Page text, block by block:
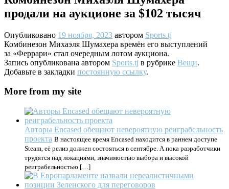
продали на аукционе за $102 тысяч
Опубликовано 19 ноября, 2023 автором Sports.tj
Комбинезон Михаэля Шумахера времён его выступлений
за «Феррари» стал очередным лотом аукциона.
Запись опубликована автором Sports.tj в рубрике Вещи.
Добавьте в закладки постоянную ссылку.
More from my site
Авторы Encased обещают невероятную реиграбельность
проекта В настоящее время Encased находится в раннем доступе
Steam, её релиз должен состояться в сентябре. А пока разработчики
трудятся над локациями, значимостью выбора и высокой
реиграбельностью […]